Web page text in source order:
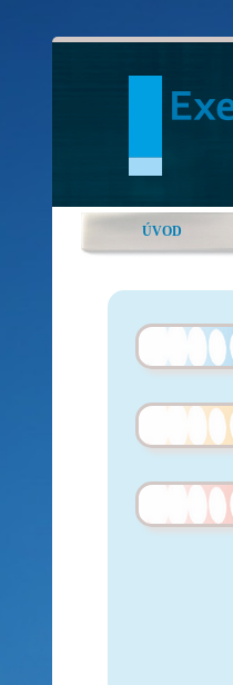
ÚVOD